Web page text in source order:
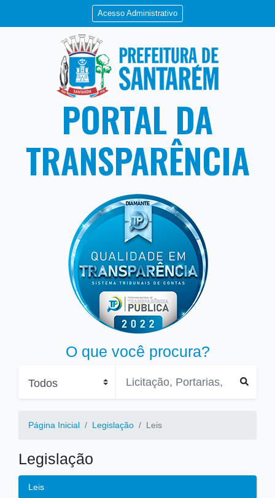
Acesso Administrativo
PORTAL DA
TRANSPARÊNCIA
O que você procura?
Página Inicial Legislação Leis
Legislação
Leis